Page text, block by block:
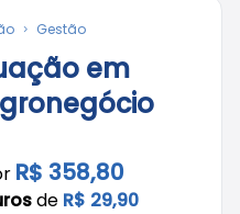
Gestão
em
R$ 358,80
de R$ 29,90